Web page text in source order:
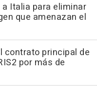
Italia para eliminar
que amenazan el
contrato principal de
por más de